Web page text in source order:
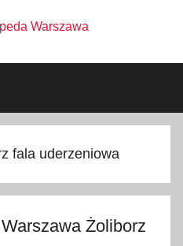
fala uderzeniowa
Żoliborz